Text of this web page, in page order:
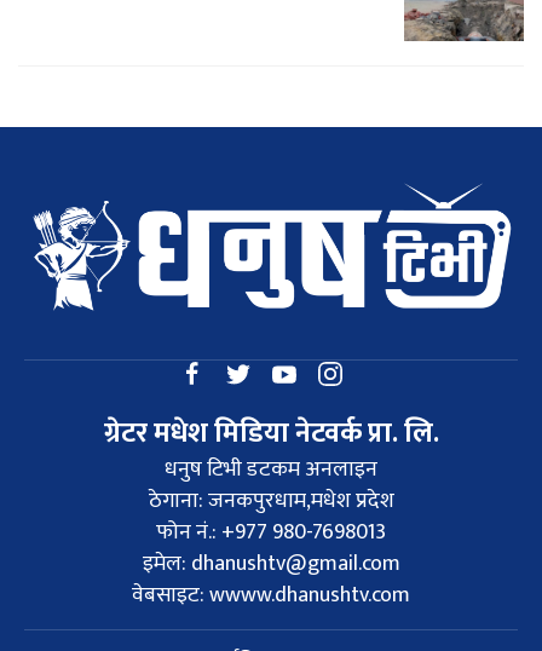
ग्रेटर मधेश मिडिया नेटवर्क प्रा. लि.
धनुष टिभी डटकम अनलाइन
ठेगाना: जनकपुरधाम,मधेश प्रदेश
फोन नं.: +977 980-7698013
इमेल: dhanushtv@gmail.com
वेबसाइट: wwww.dhanushtv.com